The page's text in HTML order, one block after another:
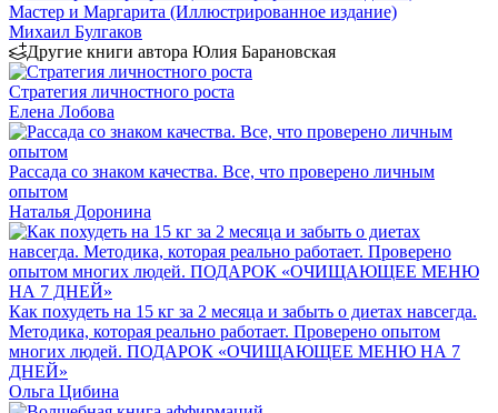
Мастер и Маргарита (Иллюстрированное издание)
Михаил Булгаков
Другие книги автора Юлия Барановская
Стратегия личностного роста
Елена Лобова
Рассада со знаком качества. Все, что проверено личным
опытом
Наталья Доронина
Как похудеть на 15 кг за 2 месяца и забыть о диетах навсегда.
Методика, которая реально работает. Проверено опытом
многих людей. ПОДАРОК «ОЧИЩАЮЩЕЕ МЕНЮ НА 7
ДНЕЙ»
Ольга Цибина